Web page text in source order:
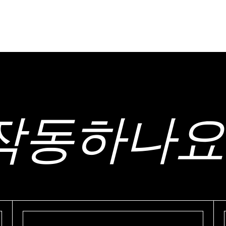
동하나